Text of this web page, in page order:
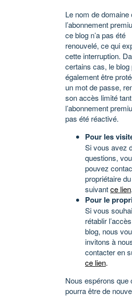
Le nom de domaine
l’abonnement
ce blog n’a pas été
renouvelé, ce qui
cette interruption.
certains cas, le blog
également être
un mot de passe,
son accès limité
l’abonnement
pas été réactivé.
Pour les
Si vous avez
questions,
pouvez
propriétaire
suivantce lien.
Pour le
Si vous
rétablir
blog, nous
invitons à
contacter en
ce lien.
Nous espérons que
pourra être de